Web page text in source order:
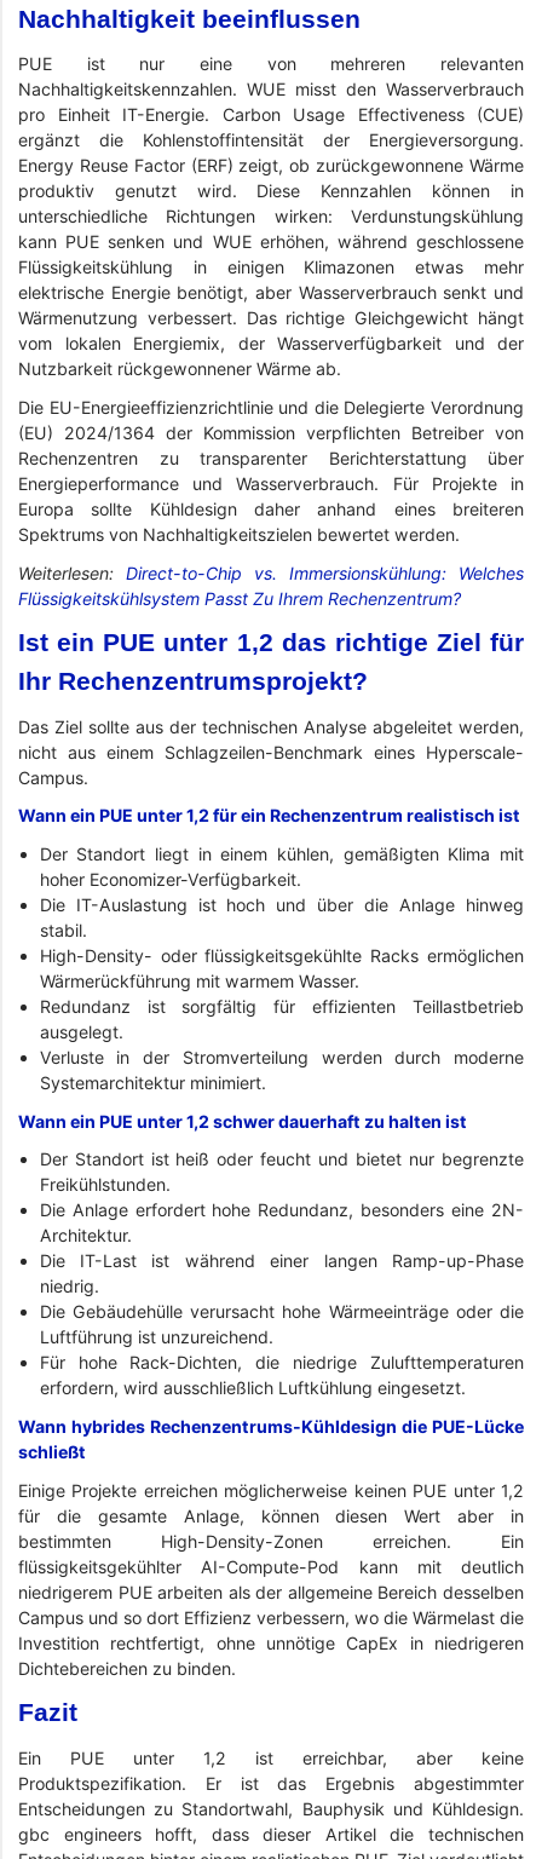
Nachhaltigkeit beeinflussen
PUE ist nur eine von mehreren relevanten
Nachhaltigkeitskennzahlen. WUE misst den Wasserverbrauch
pro Einheit IT-Energie. Carbon Usage Effectiveness (CUE)
ergänzt die Kohlenstoffintensität der Energieversorgung.
Energy Reuse Factor (ERF) zeigt, ob zurückgewonnene Wärme
produktiv genutzt wird. Diese Kennzahlen können in
unterschiedliche Richtungen wirken: Verdunstungskühlung
kann PUE senken und WUE erhöhen, während geschlossene
Flüssigkeitskühlung in einigen Klimazonen etwas mehr
elektrische Energie benötigt, aber Wasserverbrauch senkt und
Wärmenutzung verbessert. Das richtige Gleichgewicht hängt
vom lokalen Energiemix, der Wasserverfügbarkeit und der
Nutzbarkeit rückgewonnener Wärme ab.
Die EU-Energieeffizienzrichtlinie und die Delegierte Verordnung
(EU) 2024/1364 der Kommission verpflichten Betreiber von
Rechenzentren zu transparenter Berichterstattung über
Energieperformance und Wasserverbrauch. Für Projekte in
Europa sollte Kühldesign daher anhand eines breiteren
Spektrums von Nachhaltigkeitszielen bewertet werden.
Weiterlesen: Direct-to-Chip vs. Immersionskühlung: Welches
Flüssigkeitskühlsystem Passt Zu Ihrem Rechenzentrum?
Ist ein PUE unter 1,2 das richtige Ziel für
Ihr Rechenzentrumsprojekt?
Das Ziel sollte aus der technischen Analyse abgeleitet werden,
nicht aus einem Schlagzeilen-Benchmark eines Hyperscale-
Campus.
Wann ein PUE unter 1,2 für ein Rechenzentrum realistisch ist
Der Standort liegt in einem kühlen, gemäßigten Klima mit
hoher Economizer-Verfügbarkeit.
Die IT-Auslastung ist hoch und über die Anlage hinweg
stabil.
High-Density- oder flüssigkeitsgekühlte Racks ermöglichen
Wärmerückführung mit warmem Wasser.
Redundanz ist sorgfältig für effizienten Teillastbetrieb
ausgelegt.
Verluste in der Stromverteilung werden durch moderne
Systemarchitektur minimiert.
Wann ein PUE unter 1,2 schwer dauerhaft zu halten ist
Der Standort ist heiß oder feucht und bietet nur begrenzte
Freikühlstunden.
Die Anlage erfordert hohe Redundanz, besonders eine 2N-
Architektur.
Die IT-Last ist während einer langen Ramp-up-Phase
niedrig.
Die Gebäudehülle verursacht hohe Wärmeeinträge oder die
Luftführung ist unzureichend.
Für hohe Rack-Dichten, die niedrige Zulufttemperaturen
erfordern, wird ausschließlich Luftkühlung eingesetzt.
Wann hybrides Rechenzentrums-Kühldesign die PUE-Lücke
schließt
Einige Projekte erreichen möglicherweise keinen PUE unter 1,2
für die gesamte Anlage, können diesen Wert aber in
bestimmten High-Density-Zonen erreichen. Ein
flüssigkeitsgekühlter AI-Compute-Pod kann mit deutlich
niedrigerem PUE arbeiten als der allgemeine Bereich desselben
Campus und so dort Effizienz verbessern, wo die Wärmelast die
Investition rechtfertigt, ohne unnötige CapEx in niedrigeren
Dichtebereichen zu binden.
Fazit
Ein PUE unter 1,2 ist erreichbar, aber keine
Produktspezifikation. Er ist das Ergebnis abgestimmter
Entscheidungen zu Standortwahl, Bauphysik und Kühldesign.
gbc engineers hofft, dass dieser Artikel die technischen